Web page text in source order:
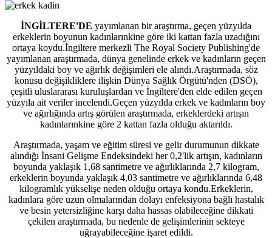
İNGİLTERE'DE yayımlanan bir araştırma, geçen yüzyılda
erkeklerin boyunun kadınlarınkine göre iki kattan fazla uzadığını
ortaya koydu.İngiltere merkezli The Royal Society Publishing'de
yayımlanan araştırmada, dünya genelinde erkek ve kadınların geçen
yüzyıldaki boy ve ağırlık değişimleri ele alındı.Araştırmada, söz
konusu değişikliklere ilişkin Dünya Sağlık Örgütü'nden (DSÖ),
çeşitli uluslararası kuruluşlardan ve İngiltere'den elde edilen geçen
yüzyıla ait veriler incelendi.Geçen yüzyılda erkek ve kadınların boy
ve ağırlığında artış görülen araştırmada, erkeklerdeki artışın
kadınlarınkine göre 2 kattan fazla olduğu aktarıldı.
Araştırmada, yaşam ve eğitim süresi ve gelir durumunun dikkate
alındığı İnsani Gelişme Endeksindeki her 0,2'lik artışın, kadınların
boyunda yaklaşık 1,68 santimetre ve ağırlıklarında 2,7 kilogram,
erkeklerin boyunda yaklaşık 4,03 santimetre ve ağırlıklarında 6,48
kilogramlık yükselişe neden olduğu ortaya kondu.Erkeklerin,
kadınlara göre uzun olmalarından dolayı enfeksiyona bağlı hastalık
ve besin yetersizliğine karşı daha hassas olabileceğine dikkati
çekilen araştırmada, bu nedenle de gelişimlerinin sekteye
uğrayabileceğine işaret edildi.